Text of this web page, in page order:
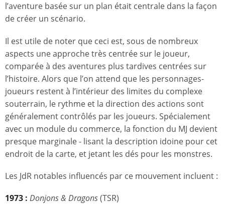
l’aventure basée sur un plan était centrale dans la façon
de créer un scénario.
Il est utile de noter que ceci est, sous de nombreux
aspects une approche très centrée sur le joueur,
comparée à des aventures plus tardives centrées sur
l’histoire. Alors que l’on attend que les personnages-
joueurs restent à l’intérieur des limites du complexe
souterrain, le rythme et la direction des actions sont
généralement contrôlés par les joueurs. Spécialement
avec un module du commerce, la fonction du MJ devient
presque marginale - lisant la description idoine pour cet
endroit de la carte, et jetant les dés pour les monstres.
Les JdR notables influencés par ce mouvement incluent :
1973 : Donjons & Dragons(TSR)